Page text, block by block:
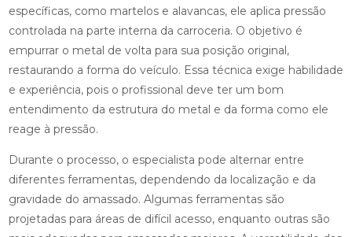
específicas, como martelos e alavancas, ele aplica pressão
controlada na parte interna da carroceria. O objetivo é
empurrar o metal de volta para sua posição original,
restaurando a forma do veículo. Essa técnica exige habilidade
e experiência, pois o profissional deve ter um bom
entendimento da estrutura do metal e da forma como ele
reage à pressão.
Durante o processo, o especialista pode alternar entre
diferentes ferramentas, dependendo da localização e da
gravidade do amassado. Algumas ferramentas são
projetadas para áreas de difícil acesso, enquanto outras são